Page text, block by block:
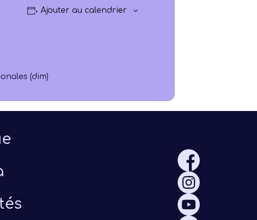
Rayonner
Ajouter au calendrier
(dim)